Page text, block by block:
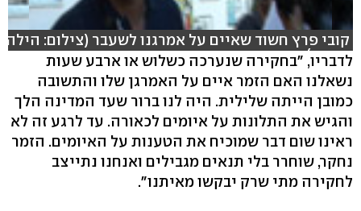
קובי פרץ חשוד שאיים על אמרגנו לשעבר (צילום: הילה
ספאק)
לדבריו, "בחקירה שנערכה כשלוש או ארבע שעות
נשאלנו האם הזמר איים על האמרגן שלו והתשובה
כמובן הייתה שלילית. היה לנו ברור שעד המדינה הלך
והגיש את התלונות על איומים לכאורה. עד לרגע זה לא
ראינו שום דבר שמוכיח את הטענות על האיומים. הזמר
נחקר, שוחרר בלי תנאים מגבילים ואנחנו נתייצב
לחקירה מתי שרק יבקשו מאיתנו".